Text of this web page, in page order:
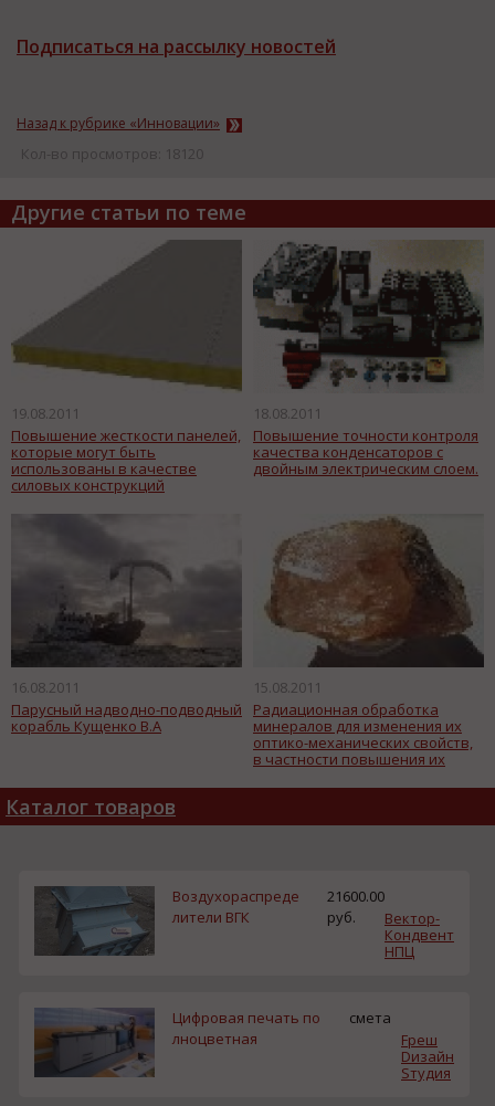
Подписаться на рассылку новостей
Назад к рубрике «Инновации»
Кол-во просмотров: 18120
Другие статьи по теме
19.08.2011
Повышение жесткости панелей,
которые могут быть
использованы в качестве
силовых конструкций
сооружений.
18.08.2011
Повышение точности контроля
качества конденсаторов с
двойным электрическим слоем.
16.08.2011
Парусный надводно-подводный
корабль Кущенко В.А
15.08.2011
Радиационная обработка
минералов для изменения их
оптико-механических свойств,
в частности повышения их
Каталог товаров
Воздухораспреде
лители ВГК
21600.00
руб.
Вектор-
Кондвент
НПЦ
Цифровая печать по
лноцветная
смета
Fреш
Dизайн
Sтудия